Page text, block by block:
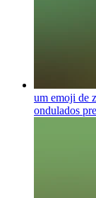
um emoji de
ondulados